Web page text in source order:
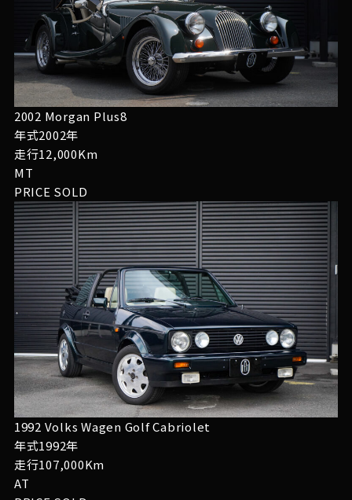
2002 Morgan Plus8
年式2002年
走行12,000Km
MT
PRICE SOLD
1992 Volks Wagen Golf Cabriolet
年式1992年
走行107,000Km
AT